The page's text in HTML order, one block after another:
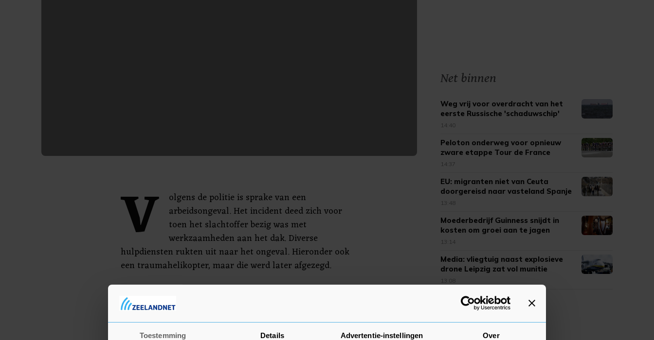
Toestemming Details Advertentie-instellingen Over
V
olgens de politie is sprake van een
arbeidsongeval. Het incident deed zich voor
toen het slachtoffer bezig was met
werkzaamheden aan het dak. Diverse
hulpdiensten rukten uit naar het ongeval. Hieronder ook
een traumahelikopter, maar die werd later afgezegd.
geraakt, laat de politie weten. De Arbeidsinspectie gaat
onderzoek doen naar de oorzaak van het ongeval.
Net binnen
Weg vrij voor overdracht van het
eerste Russische 'schaduwschip'
14:40
Peloton onderweg voor opnieuw
zware etappe Tour de France
Femmes
14:37
EU: migranten niet van Ceuta
doorgereisd naar vasteland Spanje
13:48
Moederbedrijf Guinness snijdt in
kosten om groei aan te jagen
13:14
Media: vliegtuig naast explosieve
drone Leipzig zat vol munitie
13:08